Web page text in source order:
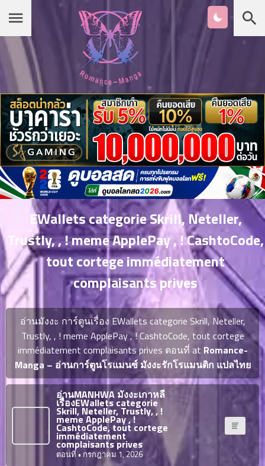
หน้าแรก
หมวดมังงะ
เกาหลี
รายชื่อมังงะ Romance
ญี่ปุ่น
จบแล้ว
มังงะ NTR
บุ๊กมาร์ก
EWallets categorie Skrill, Neteller,
Trustly, , ! meme ApplePay , ! CashtoCode,
tout cortege immédiatement
complaisants prives
อ่านมังงะ การ์ตูนเรื่อง EWallets categorie Skrill, Neteller,
Trustly, , ! meme ApplePay , ! CashtoCode, tout cortege
immédiatement complaisants prives ตอนที่ at Romance-
Manga – อ่านการ์ตูนโรแมนซ์ มังงะรักโรแมนติก แปลไทย
อ่านMANHWA มังงะเกาหลี
เรื่องEWallets categorie
Skrill, Neteller, Trustly, , !
meme ApplePay , !
CashtoCode, tout cortege
immédiatement
complaisants prives
ตอนที่ • กรกฎาคม 1, 2026
Chapter
List
1
ตอน
น
2
ตอน
ที่
น
3
ตอน
ที่
ม
ที่
ม
5
ตอน
ที่
น
ตอน
ตอน
ที่